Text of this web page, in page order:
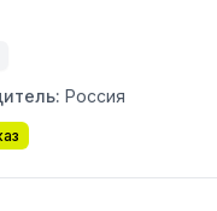
Россия